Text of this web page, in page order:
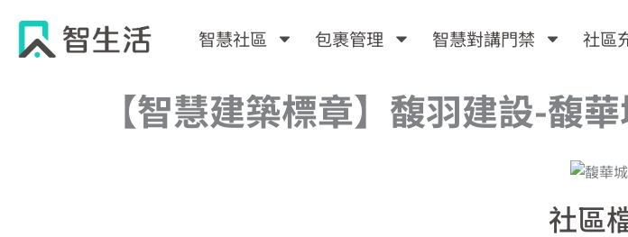
智慧社區 包裹管理 智慧對講門禁 社區
【智慧建築標章】馥羽建設-馥
社區